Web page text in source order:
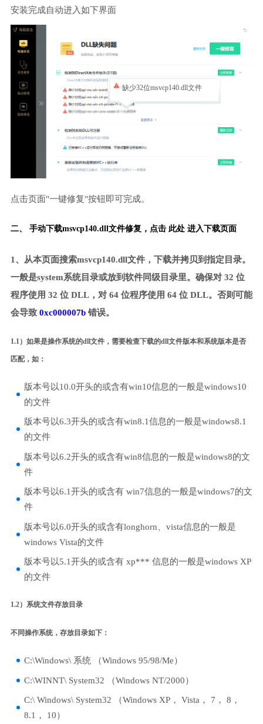
安装完成自动进入如下界面
缺少32位msvcp140.dll文件
点击页面"一键修复"按钮即可完成。
二、 手动下载msvcp140.dll文件修复， 点击 此处 进入下载页面
1、从本页面搜索msvcp140.dll文件，下载并拷贝到指定目录。
一般是system系统目录或放到软件同级目录里。确保对 32 位
程序使用 32 位 DLL，对 64 位程序使用 64 位 DLL。否则可能
会导致 0xc000007b错误。
1.1）如果是操作系统的dll文件，需要检查下载的dll文件版本和系统版本是否
匹配，如：
版本号以10.0开头的或含有win10信息的一般是windows10
的文件
版本号以6.3开头的或含有win8.1信息的一般是windows8.1
的文件
版本号以6.2开头的或含有win8信息的一般是windows8的文
件
版本号以6.1开头的或含有 win7信息的一般是windows7的文
件
版本号以6.0开头的或含有longhorn、vista信息的一般是
windows Vista的文件
版本号以5.1开头的或含有 xp*** 信息的一般是windows XP
的文件
1.2）系统文件存放目录
不同操作系统，存放目录如下：
C:\Windows\ 系统 （Windows 95/98/Me）
C:\WINNT\ System32 （Windows NT/2000）
C:\ Windows\ System32 （Windows XP， Vista， 7， 8，
8.1， 10）